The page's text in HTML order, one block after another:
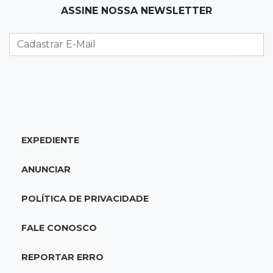
Eleitorado aprova teste da urna, mas diz que
colinha será "fundamental"
Escolas municipais lideram notas do Ensino
às quartas da Copa do Brasil
ASSINE NOSSA NEWSLETTER
EXPEDIENTE
ANUNCIAR
POLÍTICA DE PRIVACIDADE
FALE CONOSCO
REPORTAR ERRO